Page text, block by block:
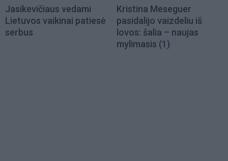
Jasikevičiaus vedami
Lietuvos vaikinai patiesė
serbus
Kristina Meseguer
pasidalijo vaizdeliu iš
lovos: šalia – naujas
mylimasis (1)